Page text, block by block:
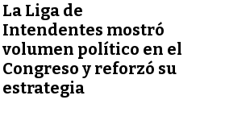
La Liga de
Intendentes mostró
volumen político en el
Congreso y reforzó su
estrategia